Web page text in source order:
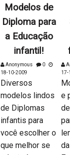
Modelos de
Diploma para
a Educação
infantil!
Anonymous
0
18-10-2009
Diversos
modelos lindos
de Diplomas
infantis para
você escolher o
que melhor se
17-
e